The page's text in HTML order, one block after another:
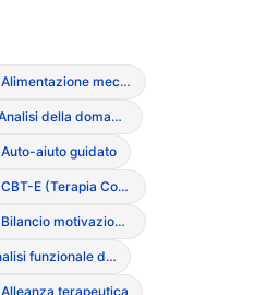
Alimentazione meccanica
Analisi della domanda
Auto-aiuto guidato
CBT-E (Terapia Cognitivo Comportamentale Migliorata)
Bilancio motivazionale
Analisi funzionale del sintomo
Alleanza terapeutica